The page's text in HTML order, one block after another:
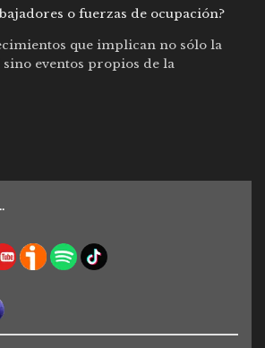
o fuerzas de ocupación?
que implican no sólo la
eventos propios de la